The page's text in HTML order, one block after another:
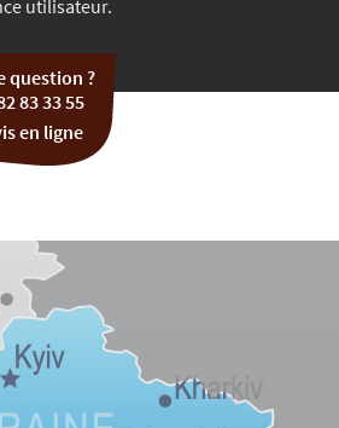
utilisateur.
question ?
83 33 55
en ligne